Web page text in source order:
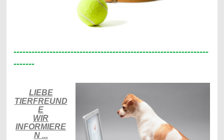
-----------------------------------------------------------------
-------
LIEBE
TIERFREUND
E
WIR
INFORMIERE
N ...